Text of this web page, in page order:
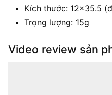
Kích thước: 12×35.5
Trọng lượng: 15g
Video review sản